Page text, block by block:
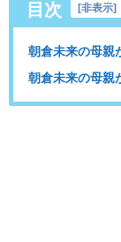
目次 非表示
朝倉未来の母親
朝倉未来の母親